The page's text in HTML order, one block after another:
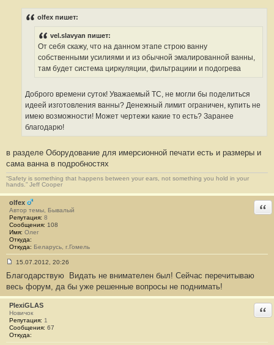
olfex пишет:
vel.slavyan пишет:
От себя скажу, что на данном этапе строю ванну
собственными усилиями и из обычной эмалированной ванны,
там будет система циркуляции, фильтрациии и подогрева
Доброго времени суток! Уважаемый ТС, не могли бы поделиться
идеей изготовления ванны? Денежный лимит ограничен, купить не
имею возможности! Может чертежи какие то есть? Заранее
благодарю!
в разделе Оборудование для имерсионной печати есть и размеры и
сама ванна в подробностях
“Safety is something that happens between your ears, not something you hold in your
hands.” Jeff Cooper
olfex
Автор темы, Бывалый
Репутация: 8
Сообщения: 108
Имя: Олег
Откуда:
Откуда: Беларусь, г.Гомель
о
б
щ
е
н
и
е
#
15.07.2012, 20:26
Благодарствую
Видать не внимателен был! Сейчас перечитываю
весь форум, да бы уже решенные вопросы не поднимать!
PlexiGLAS
Новичок
Репутация: 1
Сообщения: 67
Откуда: